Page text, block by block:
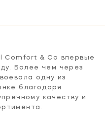
Comfort & Co впервые
Более чем через
одну из
благодаря
качеству и